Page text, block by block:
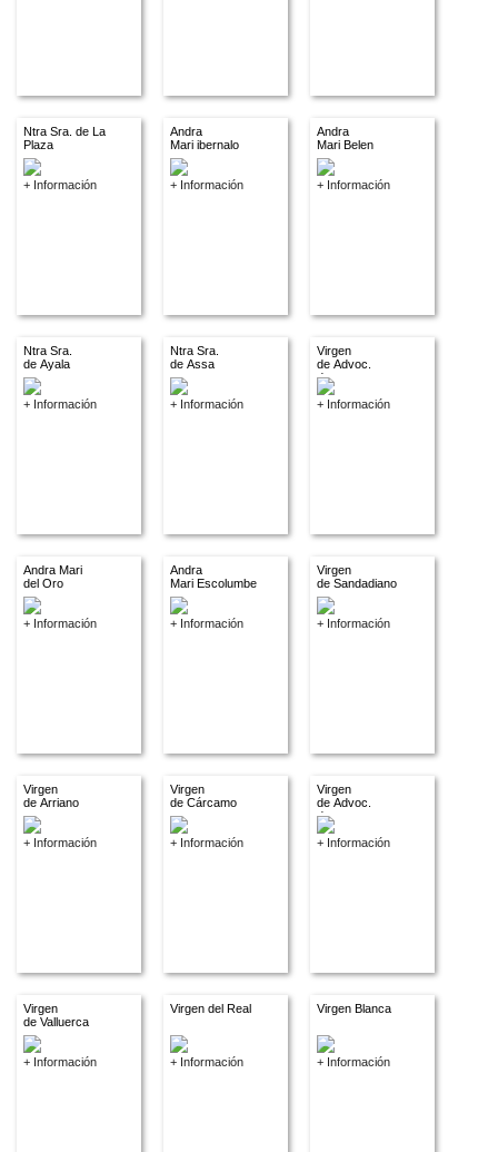
Ntra Sra. de La
Plaza
+ Información
Andra
Mari ibernalo
+ Información
Andra
Mari Belen
+ Información
Ntra Sra.
de Ayala
+ Información
Ntra Sra.
de Assa
+ Información
Virgen
de Advoc.
descon.
+ Información
Andra Mari
del Oro
+ Información
Andra
Mari Escolumbe
+ Información
Virgen
de Sandadiano
+ Información
Virgen
de Arriano
+ Información
Virgen
de Cárcamo
+ Información
Virgen
de Advoc.
descon.
+ Información
Virgen
de Valluerca
+ Información
Virgen del Real
+ Información
Virgen Blanca
+ Información